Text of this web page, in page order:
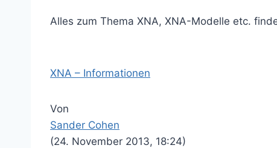
Alles zum Thema XNA, XNA-Modelle etc.
XNA – Informationen
Von
Sander Cohen
(24. November 2013, 18:24)